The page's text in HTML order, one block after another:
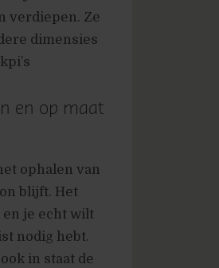
verdiepen. Ze
dimensies
en op maat
ophalen van
blijft. Het
je echt wilt
nodig hebt.
in staat de